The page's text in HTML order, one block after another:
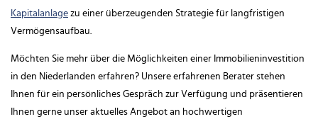
Kapitalanlage zu einer überzeugenden Strategie für langfristigen
Vermögensaufbau.
Möchten Sie mehr über die Möglichkeiten einer Immobilieninvestition
in den Niederlanden erfahren? Unsere erfahrenen Berater stehen
Ihnen für ein persönliches Gespräch zur Verfügung und präsentieren
Ihnen gerne unser aktuelles Angebot an hochwertigen